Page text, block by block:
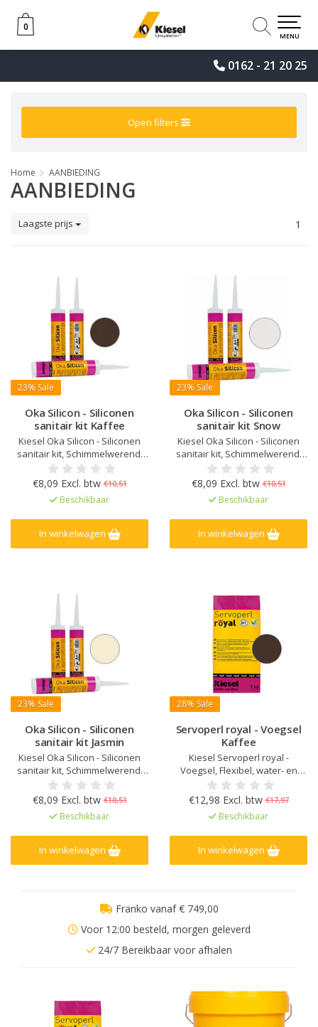
0162 - 21 20 25
0
0
MENU
Open filters
Home AANBIEDING
AANBIEDING
Laagste prijs 1
23% Sale
Oka Silicon - Siliconen
sanitair kit Kaffee
Kiesel Oka Silicon - Siliconen
sanitair kit, Schimmelwerend,
Verouderings- en UV bestendig,
Elastisch na uitharding, Kleur
afgestemd op Kiesel Servoperl
Royal, Zeer lage emissie
EC1Plus gelicentieerd
€8,09 Excl. btw €10,51
Beschikbaar
In winkelwagen
23% Sale
Oka Silicon - Siliconen
sanitair kit Snow
Kiesel Oka Silicon - Siliconen
sanitair kit, Schimmelwerend,
Verouderings- en UV bestendig,
Elastisch na uitharding, Kleur
afgestemd op Kiesel Servoperl
Royal, Zeer lage emissie
EC1Plus gelicentieerd
€8,09 Excl. btw €10,51
Beschikbaar
In winkelwagen
23% Sale
Oka Silicon - Siliconen
sanitair kit Jasmin
Kiesel Oka Silicon - Siliconen
sanitair kit, Schimmelwerend,
Verouderings- en UV bestendig,
Elastisch na uitharding, Kleur
afgestemd op Kiesel Servoperl
Royal, Zeer lage emissie
EC1Plus gelicentieerd
€8,09 Excl. btw €10,51
Beschikbaar
In winkelwagen
28% Sale
Servoperl royal - Voegsel
Kaffee
Kiesel Servoperl royal -
Voegsel, Flexibel, water- en
vuilafstotend, Voor 1 - 10 mm
voegbreedte, Voor wand en
vloer, binnen, buiten en in natte
ruimtes, Verhoogde weerstand
tegen zuren en alkaliën, Sterk
mechanisch belastbaar en
slijtvast
€12,98 Excl. btw €17,97
Beschikbaar
In winkelwagen
Franko vanaf € 749,00
Voor 12:00 besteld, morgen geleverd
24/7 Bereikbaar voor afhalen